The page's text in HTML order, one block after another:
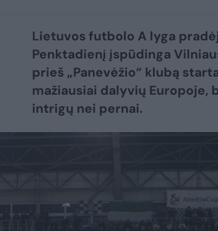
Lietuvos futbolo A lyga
Penktadienį įspūdinga
prieš „Panevėžio“ klubą
mažiausiai dalyvių Europoje,
intrigų nei pernai.